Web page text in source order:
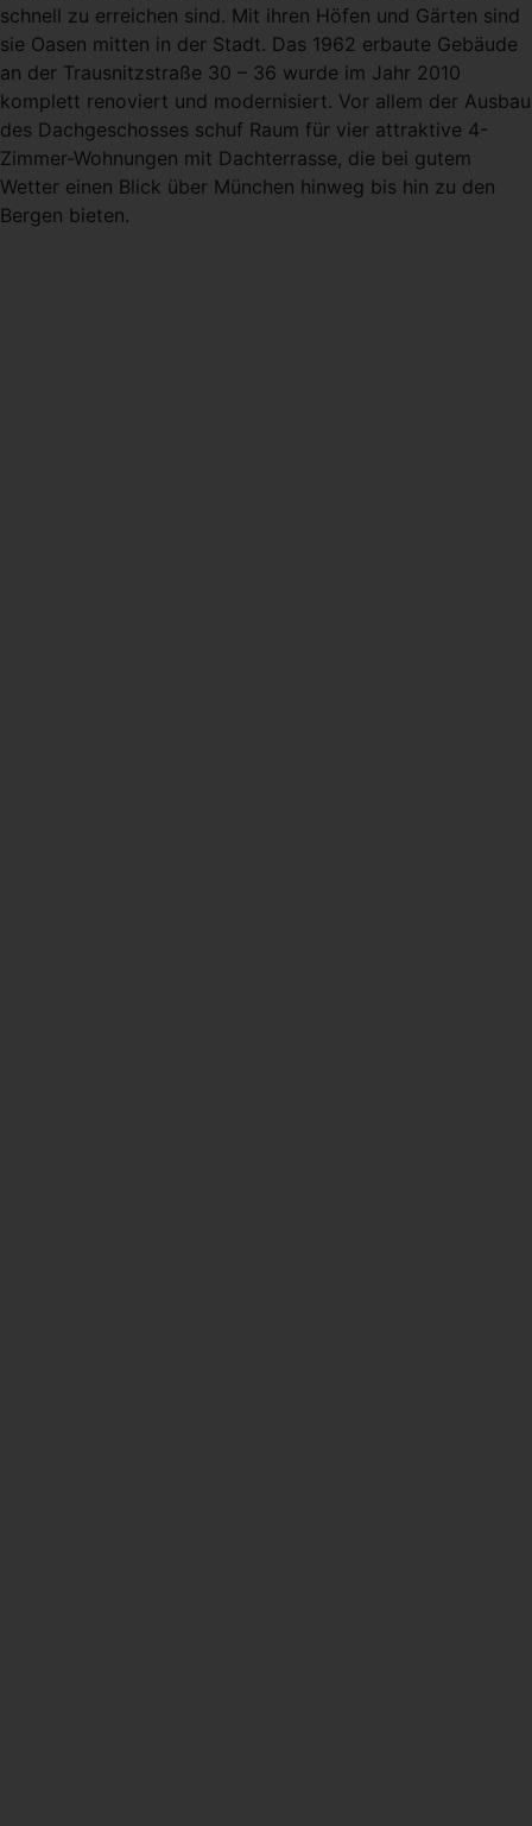
schnell zu erreichen sind. Mit ihren Höfen und Gärten sind
sie Oasen mitten in der Stadt. Das 1962 erbaute Gebäude
an der Trausnitzstraße 30 – 36 wurde im Jahr 2010
komplett renoviert und modernisiert. Vor allem der Ausbau
des Dachgeschosses schuf Raum für vier attraktive 4-
Zimmer-Wohnungen mit Dachterrasse, die bei gutem
Wetter einen Blick über München hinweg bis hin zu den
Bergen bieten.